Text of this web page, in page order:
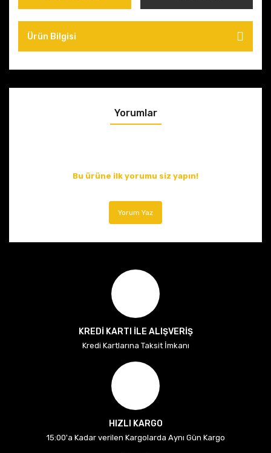
Ürün Bilgisi
Yorumlar
Bu ürüne ilk yorumu siz yapın!
Yorum Yaz
KREDİ KARTI İLE ALIŞVERİŞ
Kredi Kartlarına Taksit İmkanı
HIZLI KARGO
15:00'a Kadar verilen Kargolarda Aynı Gün Kargo